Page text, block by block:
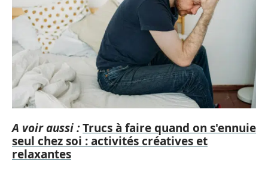
A voir aussi :Trucs à faire quand on s'ennuie
seul chez soi : activités créatives et
relaxantes